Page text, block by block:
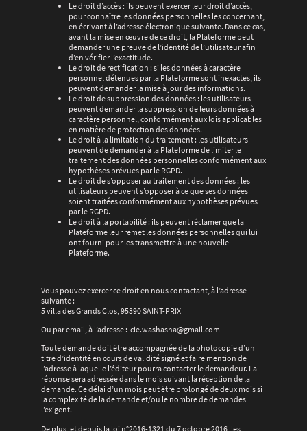
Le droit d’accès : ils peuvent exercer leur droit d’accès,
pour connaître les données personnelles les concernant,
en écrivant à l’adresse électronique suivante. Dans ce cas,
avant la mise en œuvre de ce droit, la Plateforme peut
demander une preuve de l’identité de l’utilisateur afin
d’en vérifier l’exactitude.
Le droit de rectification : si les données à caractère
personnel détenues par la Plateforme sont inexactes, ils
peuvent demander la mise à jour des informations.
Le droit de suppression des données : les utilisateurs
peuvent demander la suppression de leurs données à
caractère personnel, conformément aux lois applicables
en matière de protection des données.
Le droit à la limitation du traitement : les utilisateurs
peuvent de demander à la Plateforme de limiter le
traitement des données personnelles conformément aux
hypothèses prévues par le RGPD.
Le droit de s’opposer au traitement des données : les
utilisateurs peuvent s’opposer à ce que ses données
soient traitées conformément aux hypothèses prévues
par le RGPD.
Le droit à la portabilité : ils peuvent réclamer que la
Plateforme leur remet les données personnelles qui lui
ont fourni pour les transmettre à une nouvelle
Plateforme.
Vous pouvez exercer ce droit en nous contactant, à l’adresse
suivante :
5 villa des Grands Clos, 95390 SAINT-PRIX
Ou par email, à l’adresse : cie.washasha@gmail.com
Toute demande doit être accompagnée de la photocopie d’un
titre d’identité en cours de validité signé et faire mention de
l’adresse à laquelle l’éditeur pourra contacter le demandeur. La
réponse sera adressée dans le mois suivant la réception de la
demande. Ce délai d’un mois peut être prolongé de deux mois si
la complexité de la demande et/ou le nombre de demandes
l’exigent.
De plus, et depuis la loi n°2016-1321 du 7 octobre 2016, les